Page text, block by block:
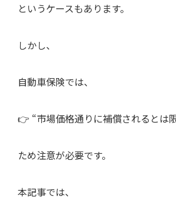
というケースもあります。
しかし、
自動車保険では、
👉 “市場価格通りに補償されるとは
ため注意が必要です。
本記事では、